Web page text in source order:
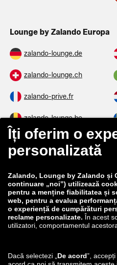
Lounge by Zalando Europa
zalando-lounge.de
zalando-lounge.ch
zalando-prive.fr
zalando-lounge.be
zalando-lounge.fi
zalando-prive.es
zalando-lounge.lt
zalando-lounge.ro